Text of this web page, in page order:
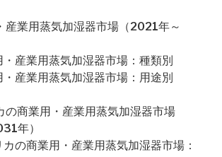
産業用蒸気加湿器市場（2021年～
・産業用蒸気加湿器市場：種類別
・産業用蒸気加湿器市場：用途別
の商業用・産業用蒸気加湿器市場
年）
の商業用・産業用蒸気加湿器市場：